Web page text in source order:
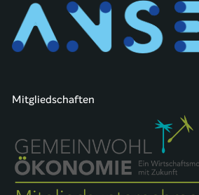
Mitgliedschaften